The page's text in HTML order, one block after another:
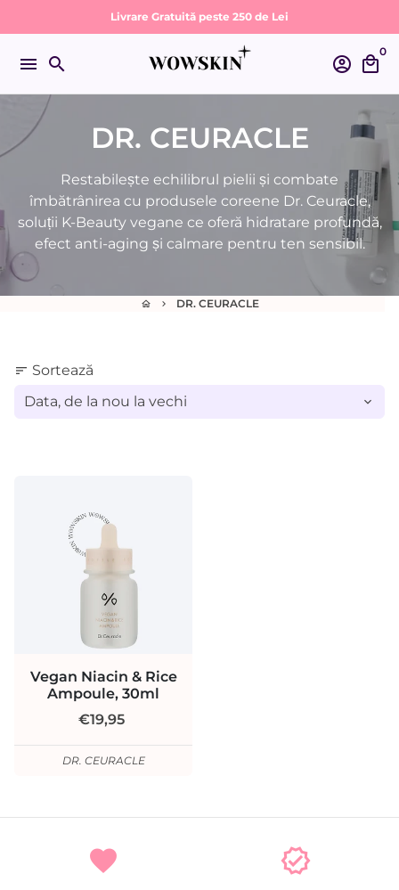
la
conținut
Livrare Gratuită peste 250 de Lei
menu search account_circle local_mall
0
DR. CEURACLE
Restabilește echilibrul pielii și combate
îmbătrânirea cu produsele coreene Dr. Ceuracle,
soluții K-Beauty vegane ce oferă hidratare profundă,
efect anti-aging și calmare pentru ten sensibil.
home keyboard_arrow_right DR. CEURACLE
sort Sortează
Vegan Niacin & Rice
Ampoule, 30ml
€19,95
DR. CEURACLE
favorite verified